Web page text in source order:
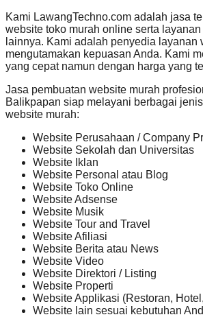
Kami LawangTechno.com adalah jasa
website toko murah online serta
lainnya. Kami adalah penyedia layanan
mengutamakan kepuasan Anda. Kami
yang cepat namun dengan harga yang
Jasa pembuatan website murah
Balikpapan siap melayani berbagai
website murah:
Website Perusahaan / Company
Website Sekolah dan Universitas
Website Iklan
Website Personal atau Blog
Website Toko Online
Website Adsense
Website Musik
Website Tour and Travel
Website Afiliasi
Website Berita atau News
Website Video
Website Direktori / Listing
Website Properti
Website Applikasi (Restoran,
Website lain sesuai kebutuhan